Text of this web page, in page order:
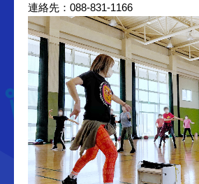
連絡先：088-831-1166